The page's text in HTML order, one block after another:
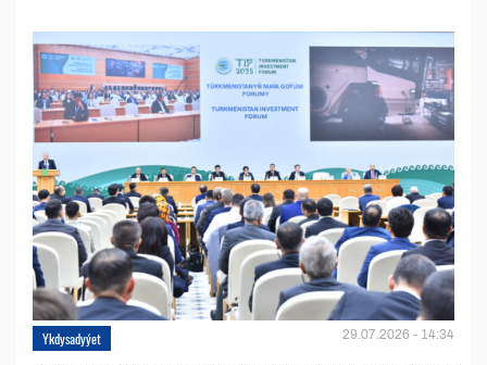
Ykdysadyýet 29.07.2026 - 14:34